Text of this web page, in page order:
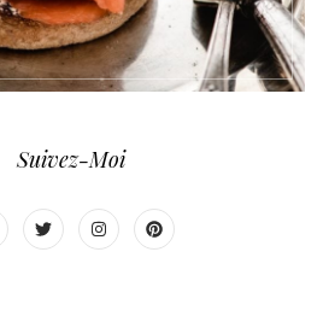
Suivez-Moi